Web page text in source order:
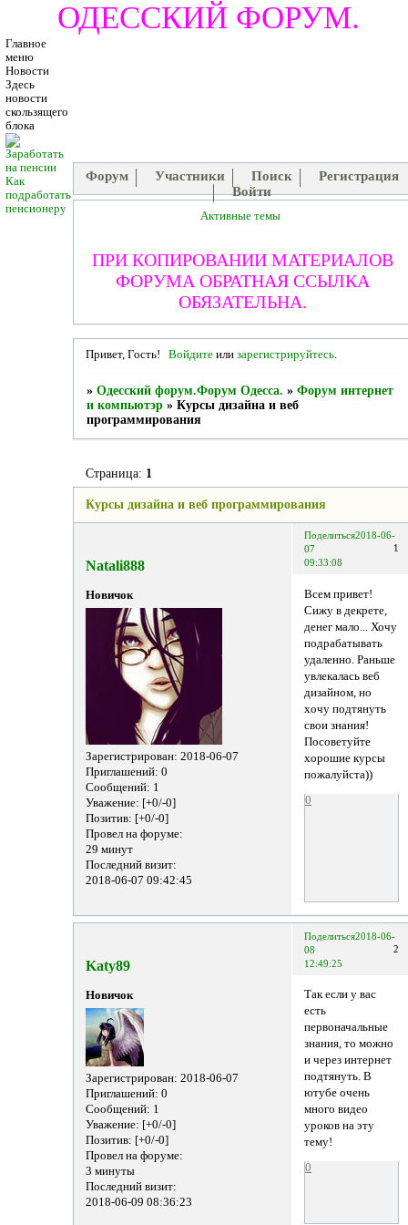
ОДЕССКИЙ ФОРУМ.
Главное
меню
Новости
Здесь
новости
скользящего
блока
Как
подработать
пенсионеру
Форум Участники Поиск
Регистрация
Войти
Активные темы
ПРИ КОПИРОВАНИИ МАТЕРИАЛОВ
ФОРУМА ОБРАТНАЯ ССЫЛКА
ОБЯЗАТЕЛЬНА.
Привет, Гость! Войдитеили зарегистрируйтесь.
» Одесский форум.Форум Одесса. » Форум интернет
и компьютэр » Курсы дизайна и веб
программирования
Курсы дизайна и веб программирования
Страница: 1
Поделиться
1
2018-06-
07
09:33:08
Natali888
Новичок
Зарегистрирован: 2018-06-07
Приглашений: 0
Сообщений: 1
Уважение: [+0/-0]
Позитив: [+0/-0]
Провел на форуме:
29 минут
Последний визит:
2018-06-07 09:42:45
Всем привет!
Сижу в декрете,
денег мало... Хочу
подрабатывать
удаленно. Раньше
увлекалась веб
дизайном, но
хочу подтянуть
свои знания!
Посоветуйте
хорошие курсы
пожалуйста))
0
Поделиться
2
2018-06-
08
12:49:25
Katy89
Новичок
Зарегистрирован: 2018-06-07
Приглашений: 0
Сообщений: 1
Уважение: [+0/-0]
Позитив: [+0/-0]
Провел на форуме:
3 минуты
Последний визит:
2018-06-09 08:36:23
Так если у вас
есть
первоначальные
знания, то можно
и через интернет
подтянуть. В
ютубе очень
много видео
уроков на эту
тему!
0